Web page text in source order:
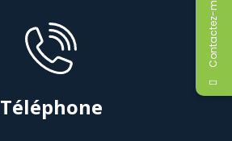
Téléphone
Contactez-moi